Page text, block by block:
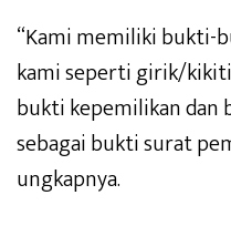
“Kami memiliki bukti-
kami seperti girik/
bukti kepemilikan dan
sebagai bukti surat
ungkapnya.